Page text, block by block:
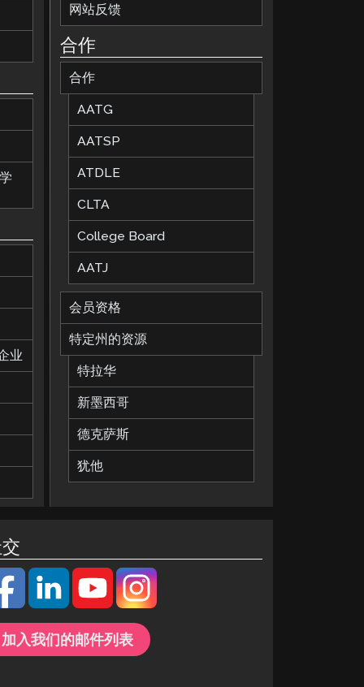
业
网站反馈
合作
合作
AATG
AATSP
ATDLE
CLTA
College Board
AATJ
会员资格
特定州的资源
特拉华
新墨西哥
德克萨斯
犹他
加入我们的邮件列表